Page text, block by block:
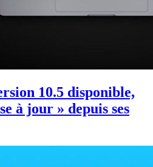
10.5 disponible,
à jour » depuis ses